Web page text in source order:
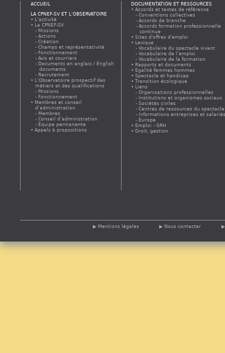
ACCUEIL
LA CPNEF-SV ET L’OBSERVATOIRE
L’activité
La CPNEF-SV
Missions
Actions
Création
Champs et représentativité
Fonctionnement
Avis et courriers
Documents en anglais / English
documents
Recrutement
L’Observatoire prospectif des
métiers et des qualifications
Missions
Fonctionnement
Membres et conseil
d’administration
Membres
Conseil d’administration
Équipe permanente
Appels à propositions
DOCUMENTATION ET RESSOURCES
Accords et textes de référence
Conventions collectives
Accords de branche
Accords formation professionnelle
continue
Sites d'offres d'emploi
Lexique
Vocabulaire du spectacle vivant
Vocabulaire de l’emploi
Vocabulaire de la formation
Rapports et documents
Egalité femmes hommes
Spectacle et handicap
Transition écologique
Liens
Organisations professionnelles
Institutions et organismes sociaux
Sociétés civiles
Centres de ressources du spectacle
Informations entreprises et
Europe
Emploi - GRH
Droit, gestion
Mentions légales Nous contacter